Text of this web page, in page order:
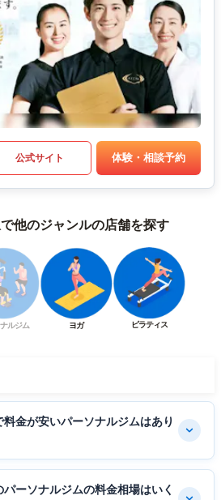
公式サイト 体験・相談予約
他のジャンルの店舗を探す
ルジム ヨガ ピラティス
金が安いパーソナルジムはあり
ーソナルジムの料金相場はいく